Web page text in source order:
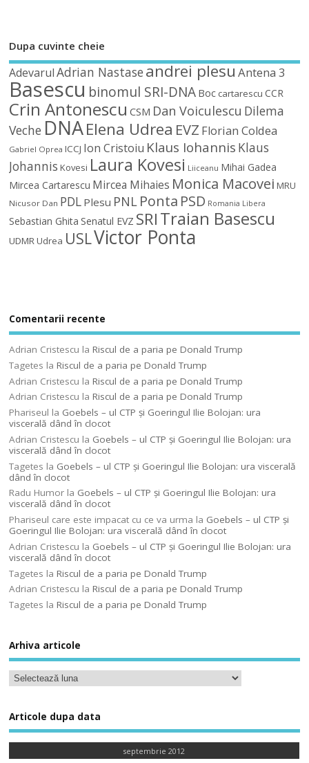
Dupa cuvinte cheie
Adevarul Adrian Nastaseandrei plesuAntena 3
Basescu binomul SRI-DNA Boc cartarescu CCR
Crin Antonescu CSM Dan Voiculescu Dilema
Veche DNAElena Udrea EVZ Florian Coldea
Gabriel Oprea ICCJ Ion Cristoiu Klaus Iohannis Klaus
Johannis Kovesi Laura Kovesi Liiceanu Mihai Gadea
Mircea Cartarescu Mircea Mihaies Monica Macovei MRU
Nicusor Dan PDL Plesu PNL Ponta PSD Romania Libera
Sebastian Ghita Senatul EVZ SRITraian Basescu
UDMRUdrea USLVictor Ponta
Comentarii recente
Adrian Cristescu laRiscul de a paria pe Donald Trump
Tagetes laRiscul de a paria pe Donald Trump
Adrian Cristescu laRiscul de a paria pe Donald Trump
Adrian Cristescu laRiscul de a paria pe Donald Trump
Phariseul la Goebels – ul CTP şi Goeringul Ilie Bolojan: ura
viscerală dând în clocot
Adrian Cristescu la Goebels – ul CTP şi Goeringul Ilie Bolojan: ura
viscerală dând în clocot
Tagetes la Goebels – ul CTP şi Goeringul Ilie Bolojan: ura viscerală
dând în clocot
Radu Humor la Goebels – ul CTP şi Goeringul Ilie Bolojan: ura
viscerală dând în clocot
Phariseul care este impacat cu ce va urma la Goebels – ul CTP şi
Goeringul Ilie Bolojan: ura viscerală dând în clocot
Adrian Cristescu la Goebels – ul CTP şi Goeringul Ilie Bolojan: ura
viscerală dând în clocot
Tagetes laRiscul de a paria pe Donald Trump
Adrian Cristescu laRiscul de a paria pe Donald Trump
Tagetes laRiscul de a paria pe Donald Trump
Arhiva articole
Articole dupa data
septembrie 2012